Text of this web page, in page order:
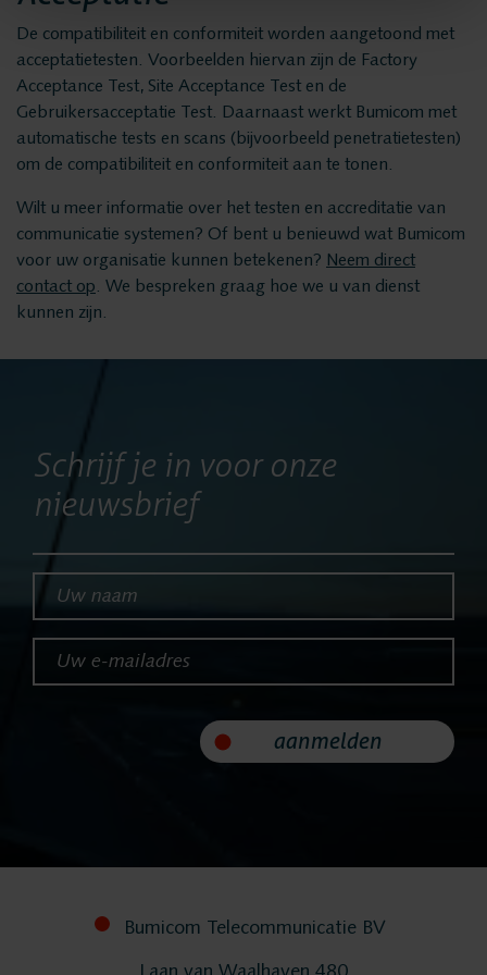
Nieuws
Service
Helpdesk
24/7 Support
Vervangende
Systeemonderhoud
Implementatie
Services
Contact
De compatibiliteit en conformiteit worden aangetoond met
acceptatietesten. Voorbeelden hiervan zijn de Factory
Acceptance Test, Site Acceptance Test en de
Gebruikersacceptatie Test. Daarnaast werkt Bumicom met
automatische tests en scans (bijvoorbeeld penetratietesten)
om de compatibiliteit en conformiteit aan te tonen.
Wilt u meer informatie over het testen en accreditatie van
communicatie systemen? Of bent u benieuwd wat Bumicom
voor uw organisatie kunnen betekenen? Neem direct
contact op. We bespreken graag hoe we u van dienst
kunnen zijn.
Schrijf je in voor onze
nieuwsbrief
Uw naam*
Uw e-mailadres*
aanmelden
Bumicom Telecommunicatie BV